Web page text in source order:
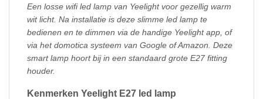
Een losse wifi led lamp van Yeelight voor gezellig warm
wit licht. Na installatie is deze slimme led lamp te
bedienen en te dimmen via de handige Yeelight app, of
via het domotica systeem van Google of Amazon. Deze
smart lamp hoort bij in een standaard grote E27 fitting
houder.
Kenmerken Yeelight E27 led lamp